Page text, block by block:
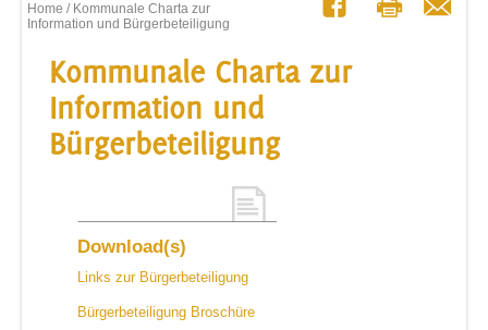
Home / Kommunale Charta zur
Information und Bürgerbeteiligung
Kommunale Charta zur
Information und
Bürgerbeteiligung
Download(s)
Links zur Bürgerbeteiligung
Bürgerbeteiligung Broschüre